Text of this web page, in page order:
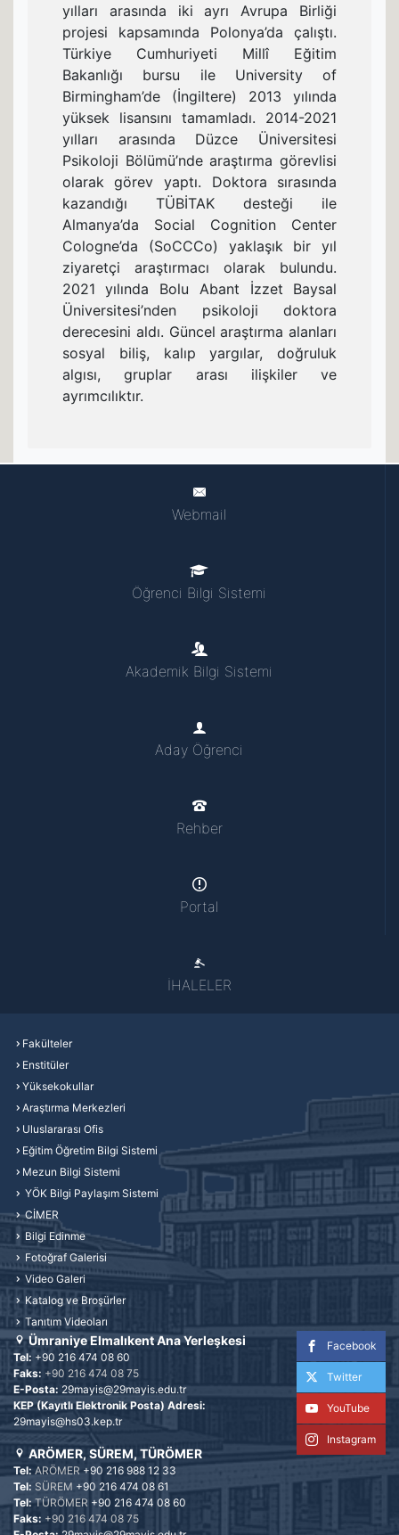
yılları arasında iki ayrı Avrupa Birliği
projesi kapsamında Polonya’da çalıştı.
Türkiye Cumhuriyeti Millî Eğitim
Bakanlığı bursu ile University of
Birmingham’de (İngiltere) 2013 yılında
yüksek lisansını tamamladı. 2014-2021
yılları arasında Düzce Üniversitesi
Psikoloji Bölümü’nde araştırma görevlisi
olarak görev yaptı. Doktora sırasında
kazandığı TÜBİTAK desteği ile
Almanya’da Social Cognition Center
Cologne’da (SoCCCo) yaklaşık bir yıl
ziyaretçi araştırmacı olarak bulundu.
2021 yılında Bolu Abant İzzet Baysal
Üniversitesi’nden psikoloji doktora
derecesini aldı. Güncel araştırma alanları
sosyal biliş, kalıp yargılar, doğruluk
algısı, gruplar arası ilişkiler ve
ayrımcılıktır.
Webmail
Öğrenci Bilgi Sistemi
Akademik Bilgi Sistemi
Aday Öğrenci
Rehber
Portal
İHALELER
Fakülteler
Enstitüler
Yüksekokullar
Araştırma Merkezleri
Uluslararası Ofis
Eğitim Öğretim Bilgi Sistemi
Mezun Bilgi Sistemi
YÖK Bilgi Paylaşım Sistemi
CİMER
Bilgi Edinme
Fotoğraf Galerisi
Video Galeri
Katalog ve Broşürler
Tanıtım Videoları
Facebook
Twitter
YouTube
Instagram
Ümraniye Elmalıkent Ana Yerleşkesi
Tel: +90 216 474 08 60
Faks: +90 216 474 08 75
E-Posta: 29mayis@29mayis.edu.tr
KEP (Kayıtlı Elektronik Posta) Adresi:
29mayis@hs03.kep.tr
ARÖMER, SÜREM, TÜRÖMER
Tel: ARÖMER+90 216 988 12 33
Tel: SÜREM +90 216 474 08 61
Tel:TÜRÖMER +90 216 474 08 60
Faks: +90 216 474 08 75